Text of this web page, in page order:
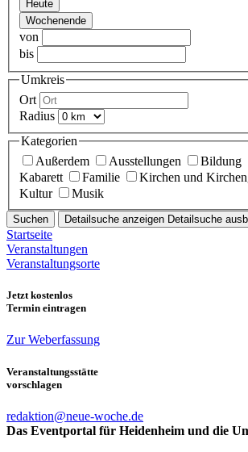
Heute
Wochenende
von
bis
Umkreis
Ort
Radius
Kategorien
Außerdem
Ausstellungen Bildung
Kabarett
Familie
Kirchen und
Kultur
Musik
Suchen Detailsuche anzeigen Detailsuche
Startseite
Veranstaltungen
Veranstaltungsorte
Jetzt kostenlos
Termin eintragen
Zur Weberfassung
Veranstaltungsstätte
vorschlagen
redaktion@neue-woche.de
Das Eventportal für Heidenheim und die